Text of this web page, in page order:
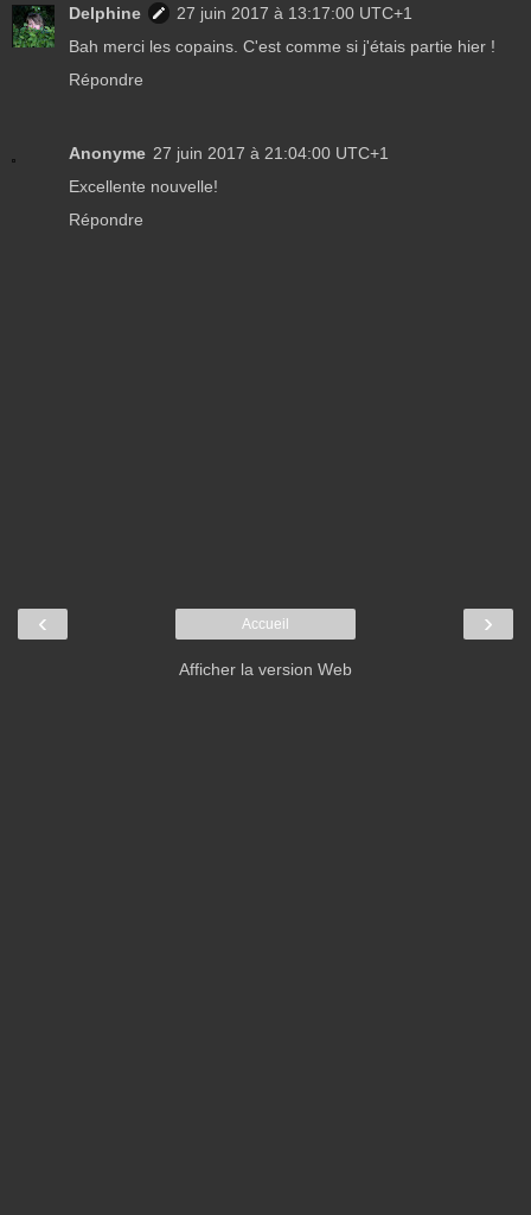
Delphine
27 juin 2017 à 13:17:00 UTC+1
Bah merci les copains. C'est comme si j'étais partie hier !
Répondre
Anonyme 27 juin 2017 à 21:04:00 UTC+1
Excellente nouvelle!
Répondre
‹ ›
Accueil
Afficher la version Web